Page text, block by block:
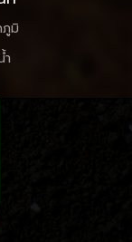
ภูมิ